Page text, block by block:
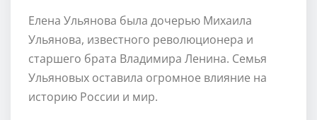
Елена Ульянова была дочерью Михаила
Ульянова, известного революционера и
старшего брата Владимира Ленина. Семья
Ульяновых оставила огромное влияние на
историю России и мир.